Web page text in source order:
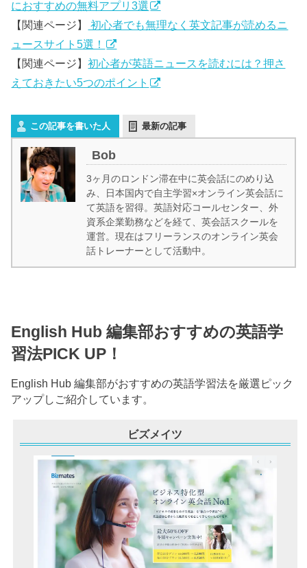
におすすめの無料アプリ3選
【関連ページ】
初心者でも無理なく英文記事が読めるニ
ュースサイト5選！
【関連ページ】初心者が英語ニュースを読むには？押さ
えておきたい5つのポイント
この記事を書いた人 最新の記事
Bob
3ヶ月のロンドン滞在中に英会話にのめり込
み、日本国内で自主学習×オンライン英会話に
て英語を習得。英語対応コールセンター、外
資系企業勤務などを経て、英会話スクールを
運営。現在はフリーランスのオンライン英会
話トレーナーとして活動中。
English Hub 編集部おすすめの英語学
習法PICK UP！
English Hub 編集部がおすすめの英語学習法を厳選ピック
アップしご紹介しています。
ビズメイツ